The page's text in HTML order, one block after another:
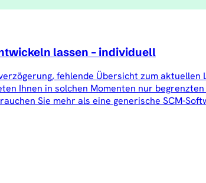
lassen – individuell
fehlende Übersicht zum
Ihnen in solchen Momenten nur
Sie mehr als eine generische SCM-